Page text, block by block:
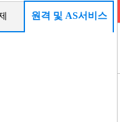
원격 및 AS서비스